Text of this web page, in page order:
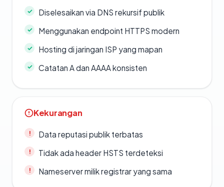
Diselesaikan via DNS rekursif publik
Menggunakan endpoint HTTPS modern
Hosting di jaringan ISP yang mapan
Catatan A dan AAAA konsisten
Kekurangan
Data reputasi publik terbatas
Tidak ada header HSTS terdeteksi
Nameserver milik registrar yang sama